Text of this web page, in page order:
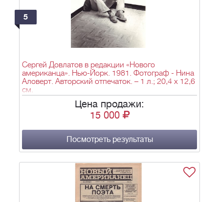
5
Сергей Довлатов в редакции «Нового
американца». Нью-Йорк. 1981. Фотограф - Нина
Аловерт. Авторский отпечаток. – 1 л.; 20,4 х 12,6
см.
Цена продажи:
15 000
Посмотреть результаты